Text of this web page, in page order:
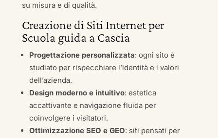
su misura e di qualità.
Creazione di Siti Internet per
Scuola guida a Cascia
Progettazione personalizzata: ogni sito è
studiato per rispecchiare l’identità e i valori
dell’azienda.
Design moderno e intuitivo: estetica
accattivante e navigazione fluida per
coinvolgere i visitatori.
Ottimizzazione SEO e GEO: siti pensati per